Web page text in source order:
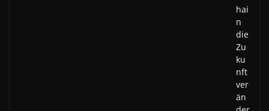
hai
n
die
Zu
ku
nft
ver
än